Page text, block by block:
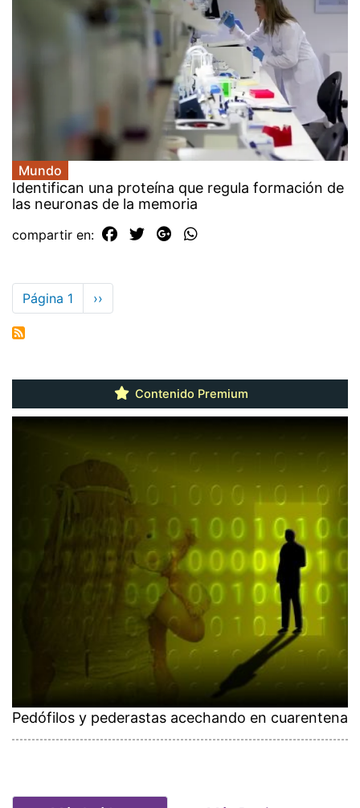
Mundo
Identifican una proteína que regula formación de
las neuronas de la memoria
compartir en:
Paginación
Página 1
Siguiente
página
››
Contenido Premium
Pedófilos y pederastas acechando en cuarentena